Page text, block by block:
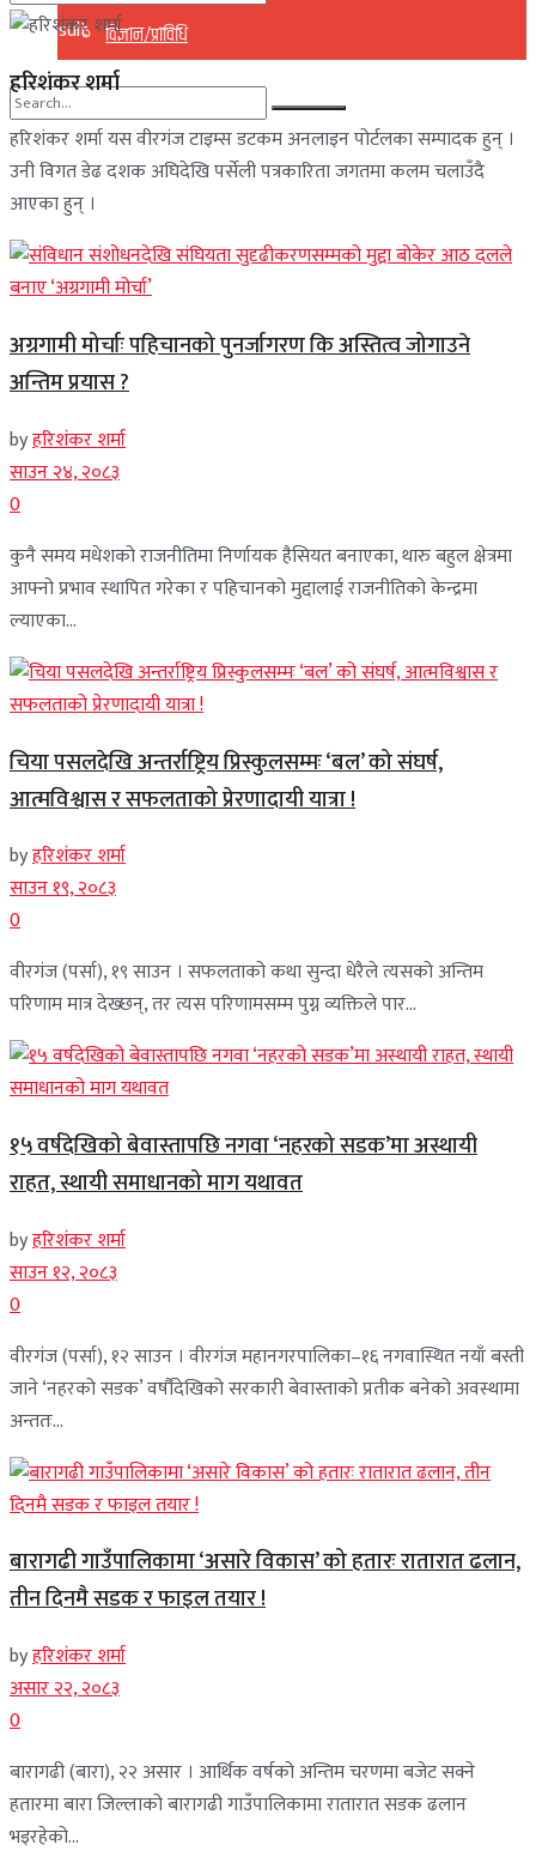
विज्ञान/प्राविधि
No Result
View All Result
No Result
View All Result
हरिशंकर शर्मा
हरिशंकर शर्मा यस वीरगंज टाइम्स डटकम अनलाइन पोर्टलका सम्पादक हुन् ।
उनी विगत डेढ दशक अघिदेखि पर्सेली पत्रकारिता जगतमा कलम चलाउँदै
आएका हुन् ।
अग्रगामी मोर्चाः पहिचानको पुनर्जागरण कि अस्तित्व जोगाउने
अन्तिम प्रयास ?
byहरिशंकर शर्मा
साउन २४, २०८३
0
कुनै समय मधेशको राजनीतिमा निर्णायक हैसियत बनाएका, थारु बहुल क्षेत्रमा
आफ्नो प्रभाव स्थापित गरेका र पहिचानको मुद्दालाई राजनीतिको केन्द्रमा
ल्याएका...
चिया पसलदेखि अन्तर्राष्ट्रिय प्रिस्कुलसम्मः ‘बल’ को संघर्ष,
आत्मविश्वास र सफलताको प्रेरणादायी यात्रा !
byहरिशंकर शर्मा
साउन १९, २०८३
0
वीरगंज (पर्सा), १९ साउन । सफलताको कथा सुन्दा धेरैले त्यसको अन्तिम
परिणाम मात्र देख्छन्, तर त्यस परिणामसम्म पुग्न व्यक्तिले पार...
१५ वर्षदेखिको बेवास्तापछि नगवा ‘नहरको सडक’मा अस्थायी
राहत, स्थायी समाधानको माग यथावत
byहरिशंकर शर्मा
साउन १२, २०८३
0
वीरगंज (पर्सा), १२ साउन । वीरगंज महानगरपालिका–१६ नगवास्थित नयाँ बस्ती
जाने ‘नहरको सडक’ वर्षौंदेखिको सरकारी बेवास्ताको प्रतीक बनेको अवस्थामा
अन्ततः...
बारागढी गाउँपालिकामा ‘असारे विकास’ को हतारः रातारात ढलान,
तीन दिनमै सडक र फाइल तयार !
byहरिशंकर शर्मा
असार २२, २०८३
0
बारागढी (बारा), २२ असार । आर्थिक वर्षको अन्तिम चरणमा बजेट सक्ने
हतारमा बारा जिल्लाको बारागढी गाउँपालिकामा रातारात सडक ढलान
भइरहेको...